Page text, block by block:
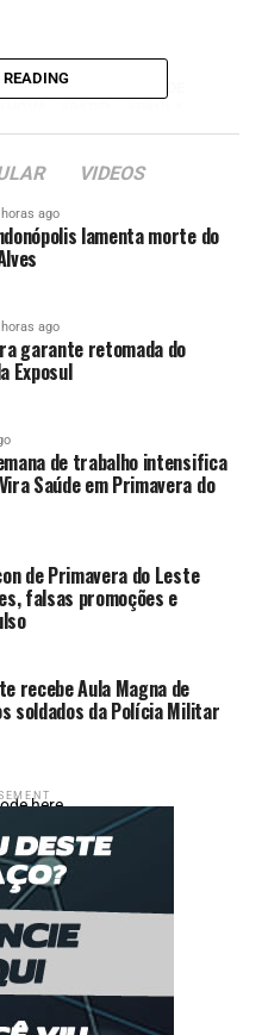
COMEMORA
para o HCAN
negociação e DAE
VIDEOS
ago
lamenta morte do
ago
garante retomada do
Exposul
de trabalho intensifica
Saúde em Primavera do
de Primavera do Leste
falsas promoções e
recebe Aula Magna de
soldados da Polícia Militar
here